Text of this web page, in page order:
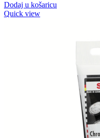
Dodaj u košaricu
Quick view